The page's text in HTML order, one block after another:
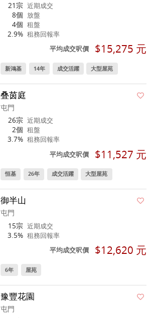
21宗 近期成交
8個 放盤
4個 租盤
2.9% 租務回報率
平均成交呎價 $15,275 元
新鴻基 14年 成交活躍 大型屋苑
叠茵庭
屯門
26宗 近期成交
2個 租盤
3.7% 租務回報率
平均成交呎價 $11,527 元
恒基 26年 成交活躍 大型屋苑
御半山
屯門
15宗 近期成交
3.5% 租務回報率
平均成交呎價 $12,620 元
6年 屋苑
豫豐花園
屯門